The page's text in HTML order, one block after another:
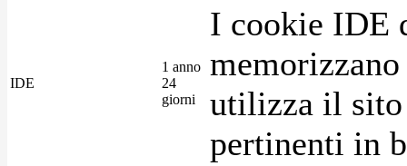
IDE
1 anno
24
giorni
I cookie IDE
utilizza il sito
pertinenti in